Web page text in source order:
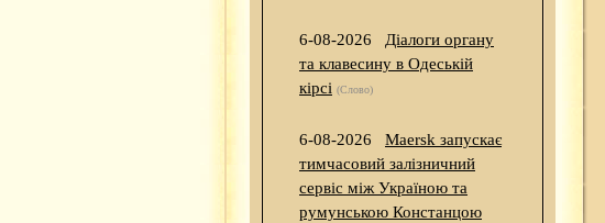
6-08-2026
Діалоги органу
та клавесину в Одеській
кірсі (Слово)
6-08-2026
Maersk запускає
тимчасовий залізничний
сервіс між Україною та
румунською Констанцою